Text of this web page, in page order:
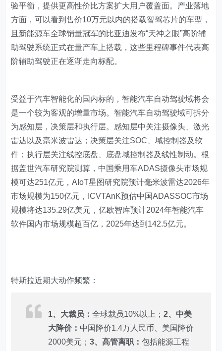
验平衡，提供更高性价比方案扩大用户覆盖面。产业落地
方面，可以看到售价10万元以内的搭载智驾芯片的车型，
且新能源车全球销量冠军的比亚迪发布“天神之眼”高阶辅
助驾驶系统正式在量产车上搭载，这些里程碑事件代表高
阶辅助驾驶正在逐渐走向标配。
受益于汽车智能化的国内标的，智能汽车自动驾驶域将会
是一个较为客观的增量市场。智能汽车自动驾驶域可拆分
为感知层，决策层和执行层。感知层中关注摄像头、激光
雷达以及毫米波雷达；决策层关注SOC、域控制器及软
件；执行层关注线控底盘、底盘域控制器及线性制动。根
据盖世汽车研究院测算，中国乘用车ADAS摄像头市场规
模可达251亿元，AIoT星图研究院预计毫米波雷达2026年
市场规模为150亿元，ICVTAnK预估中国ADASSOC市场
规模将达135.29亿美元，亿欧智库预计2024年智能汽车
软件国内市场规模超百亿，2025年达到142.5亿元。
特斯拉近期大动作频繁：
1、大裁员：全球裁员10%以上；2、中美
大降价： 中国降价1.4万人民币、美国降价
2000美元；3、高管离职：包括能源工程